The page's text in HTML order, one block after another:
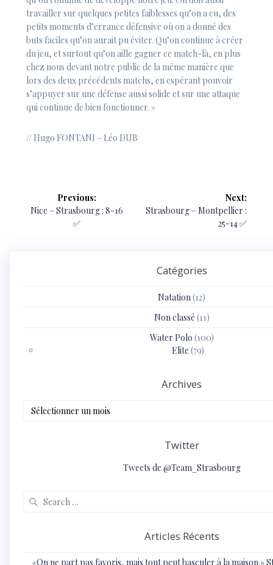
travailler sur quelques petites faiblesses qu’on a eu, des
petits moments d’errance défensive où on a donné des
buts faciles qu’on aurait pu éviter. Qu’on continue à créer
du jeu, et surtout qu’on aille gagner ce match-là, en plus
chez nous devant notre public de la même manière que
lors des deux précédents matchs, en espérant pouvoir
s’appuyer sur une défense aussi solide et sur une attaque
qui continue de bien fonctionner. »
// Hugo FONTANI – Léo DUB
Navigation
de
Previous:
Previous
Nice – Strasbourg : 8-16
✅
Next:
Next
Strasbourg – Montpellier :
25-14 ✅
Catégories
Natation (12)
Non classé (11)
Water Polo (100)
Elite (79)
Archives
Twitter
Tweets de @Team_Strasbourg
Articles Récents
«On ne part pas favoris, mais tout peut basculer à la maison.»